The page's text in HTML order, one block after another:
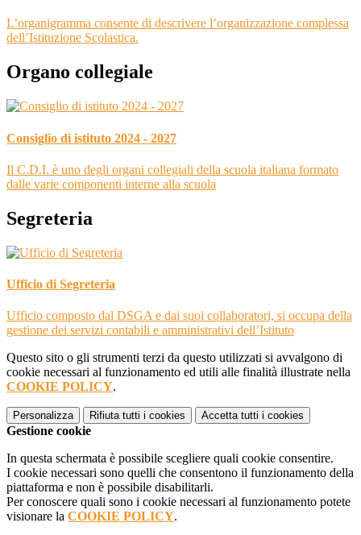
L’organigramma consente di descrivere l’organizzazione complessa
dell’Istituzione Scolastica.
Organo collegiale
Consiglio di istituto 2024 - 2027
Il C.D.I. è uno degli organi collegiali della scuola italiana formato
dalle varie componenti interne alla scuola
Segreteria
Ufficio di Segreteria
Ufficio composto dal DSGA e dai suoi collaboratori, si occupa della
gestione dei servizi contabili e amministrativi dell’Istituto
Questo sito o gli strumenti terzi da questo utilizzati si avvalgono di
cookie necessari al funzionamento ed utili alle finalità illustrate nella
COOKIE POLICY.
Personalizza Rifiuta tutti i cookies Accetta tutti i cookies
Gestione cookie
In questa schermata è possibile scegliere quali cookie consentire.
I cookie necessari sono quelli che consentono il funzionamento della
piattaforma e non è possibile disabilitarli.
Per conoscere quali sono i cookie necessari al funzionamento potete
visionare la COOKIE POLICY.